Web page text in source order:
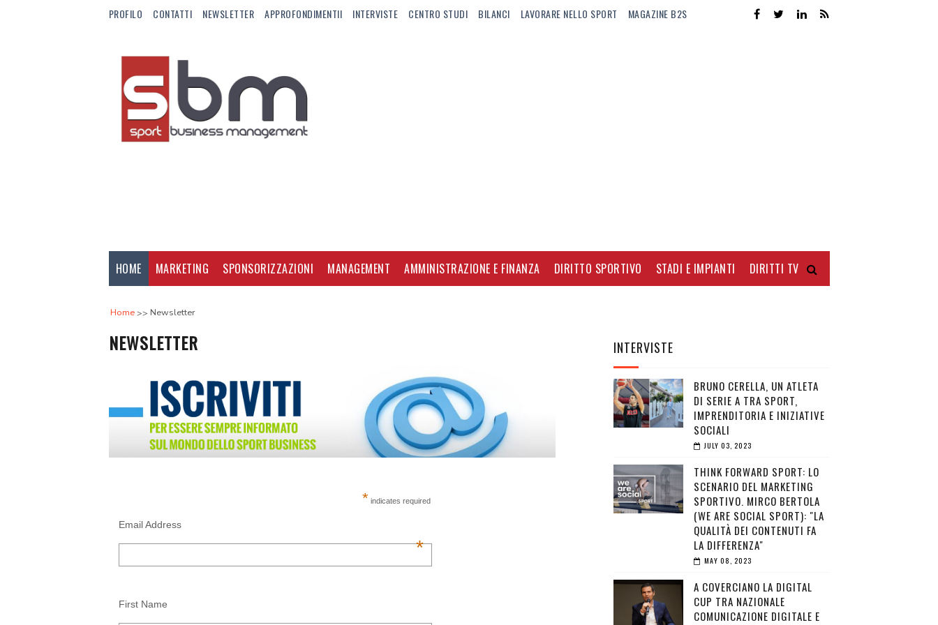
PROFILO CONTATTI NEWSLETTER APPROFONDIMENTII INTERVISTE CENTRO STUDI BILANCI LAVORARE NELLO SPORT MAGAZINE B2S
HOME MARKETING SPONSORIZZAZIONI MANAGEMENT AMMINISTRAZIONE E FINANZA DIRITTO SPORTIVO STADI E IMPIANTI DIRITTI TV
Home Newsletter
NEWSLETTER
* indicates required
Email Address
*
First Name
INTERVISTE
BRUNO CERELLA, UN ATLETA
DI SERIE A TRA SPORT,
IMPRENDITORIA E INIZIATIVE
SOCIALI
JULY 03, 2023
THINK FORWARD SPORT: LO
SCENARIO DEL MARKETING
SPORTIVO. MIRCO BERTOLA
(WE ARE SOCIAL SPORT): "LA
QUALITÀ DEI CONTENUTI FA
LA DIFFERENZA"
MAY 08, 2023
A COVERCIANO LA DIGITAL
CUP TRA NAZIONALE
COMUNICAZIONE DIGITALE E